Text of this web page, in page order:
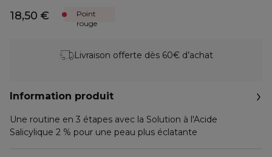
18,50 €
Point
rouge
Livraison offerte dès 60€ d’achat
Information produit
Une routine en 3 étapes avec la Solution à l'Acide
Salicylique 2 % pour une peau plus éclatante